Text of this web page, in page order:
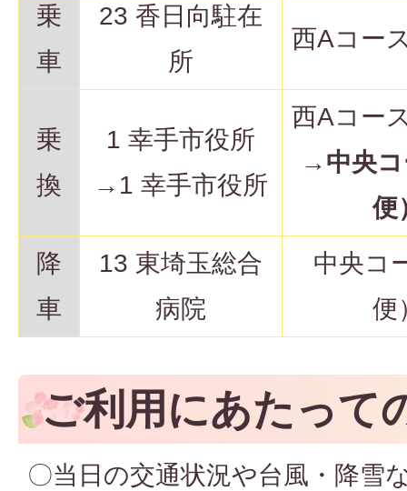
乗
車
23 香日向駐在
所
西Aコー
乗
換
1 幸手市役所
→1 幸手市役所
西Aコー
→中央
便
降
車
13 東埼玉総合
病院
中央コ
便
ご利用にあたって
〇当日の交通状況や台風・降雪